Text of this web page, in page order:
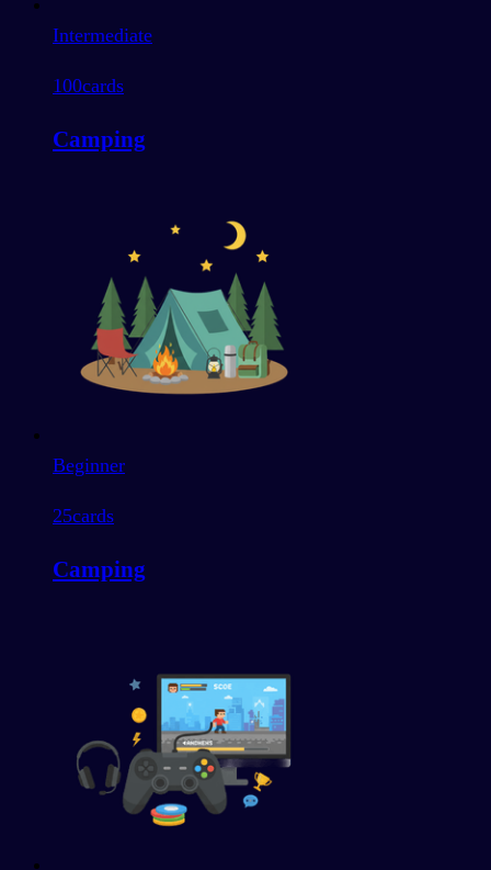
Intermediate
100cards
Camping
Beginner
25cards
Camping